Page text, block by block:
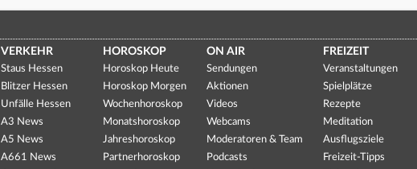
VERKEHR
Staus Hessen
Blitzer Hessen
Unfälle Hessen
A3 News
A5 News
A661 News
HOROSKOP
Horoskop Heute
Horoskop Morgen
Wochenhoroskop
Monatshoroskop
Jahreshoroskop
Partnerhoroskop
ON AIR
Sendungen
Aktionen
Videos
Webcams
Moderatoren & Team
Podcasts
FREIZEIT
Veranstaltungen
Spielplätze
Rezepte
Meditation
Ausflugsziele
Freizeit-Tipps